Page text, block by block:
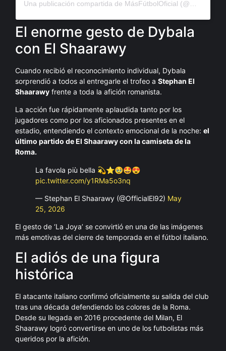
El enorme gesto de Dybala
con El Shaarawy
Cuando recibió el reconocimiento individual, Dybala
sorprendió a todos al entregarle el trofeo a Stephan El
Shaarawy frente a toda la afición romanista.
La acción fue rápidamente aplaudida tanto por los
jugadores como por los aficionados presentes en el
estadio, entendiendo el contexto emocional de la noche: el
último partido de El Shaarawy con la camiseta de la
Roma.
La favola più bella 💫⭐️🥹🤩😍
pic.twitter.com/y1RMa5o3nq
— Stephan El Shaarawy (@OfficialEl92) May
25, 2026
El gesto de ‘La Joya’ se convirtió en una de las imágenes
más emotivas del cierre de temporada en el fútbol italiano.
El adiós de una figura
histórica
El atacante italiano confirmó oficialmente su salida del club
tras una década defendiendo los colores de la Roma.
Desde su llegada en 2016 procedente del Milan, El
Shaarawy logró convertirse en uno de los futbolistas más
queridos por la afición.